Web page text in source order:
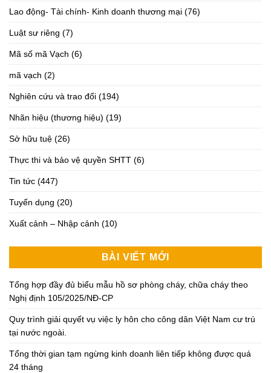
Lao động- Tài chính- Kinh doanh thương mại (76)
Luật sư riêng (7)
Mã số mã Vạch (6)
mã vạch (2)
Nghiên cứu và trao đổi (194)
Nhãn hiệu (thương hiệu) (19)
Sở hữu tuệ (26)
Thực thi và bảo vệ quyền SHTT (6)
Tin tức (447)
Tuyển dụng (20)
Xuất cảnh – Nhập cảnh (10)
BÀI VIẾT MỚI
Tổng hợp đầy đủ biểu mẫu hồ sơ phòng cháy, chữa cháy theo
Nghị định 105/2025/NĐ-CP
Quy trình giải quyết vụ việc ly hôn cho công dân Việt Nam cư trú
tại nước ngoài.
Tổng thời gian tạm ngừng kinh doanh liên tiếp không được quá
24 tháng